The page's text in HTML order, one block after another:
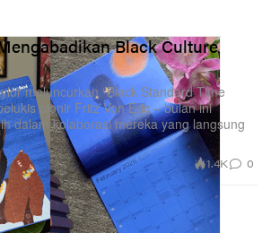
Black Culture
meluncurkan “Black Standard Time
pionir Fritz Von Eric – bulan ini
dalam kolaborasi mereka yang langsung
1.4K 0